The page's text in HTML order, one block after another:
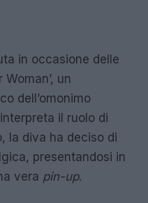
in occasione delle
un
dell’omonimo
il ruolo di
la diva ha deciso di
presentandosi in
vera pin-up.